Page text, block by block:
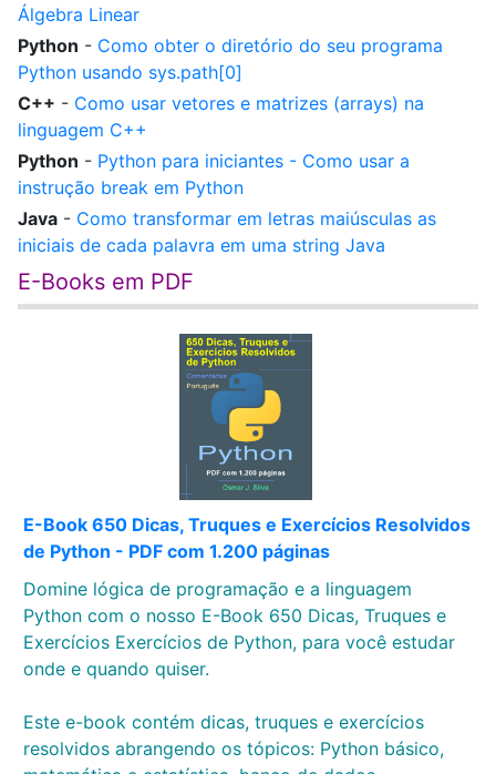
Álgebra Linear
Python - Como obter o diretório do seu programa
Python usando sys.path[0]
C++ - Como usar vetores e matrizes (arrays) na
linguagem C++
Python - Python para iniciantes - Como usar a
instrução break em Python
Java - Como transformar em letras maiúsculas as
iniciais de cada palavra em uma string Java
E-Books em PDF
E-Book 650 Dicas, Truques e Exercícios Resolvidos
de Python - PDF com 1.200 páginas
Domine lógica de programação e a linguagem
Python com o nosso E-Book 650 Dicas, Truques e
Exercícios Exercícios de Python, para você estudar
onde e quando quiser.
Este e-book contém dicas, truques e exercícios
resolvidos abrangendo os tópicos: Python básico,